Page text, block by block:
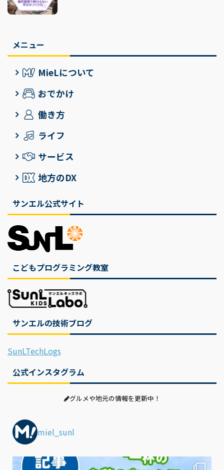
メニュー
MieLについて
おでかけ
働き方
ライフ
サービス
地方のDX
サンエル公式サイト
こどもプログラミング教室
サンエルの技術ブログ
SunLTechLogs
公式インスタグラム
グルメや地元の情報を更新中！
miel_sunl